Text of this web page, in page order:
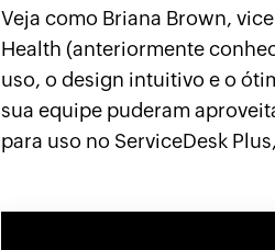
Veja como Briana Brown,
Health (anteriormente
uso, o design intuitivo e o
sua equipe puderam
para uso no ServiceDesk